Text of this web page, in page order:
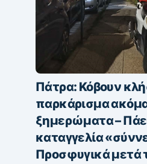
Πάτρα: Κόβουν
παρκάρισμα
ξημερώματα –
καταγγελία
Προσφυγικά μετά